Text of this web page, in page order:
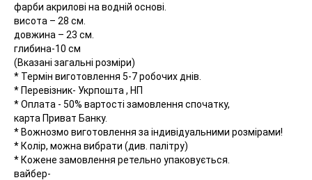
фарби акрилові на водній основі.
висота – 28 см.
довжина – 23 см.
глибина-10 см
(Вказані загальні розміри)
* Термін виготовлення 5-7 робочих днів.
* Перевізник- Укрпошта , НП
* Оплата - 50% вартості замовлення спочатку,
карта Приват Банку.
* Вожнозмо виготовлення за індивідуальними розмірами!
* Колір, можна вибрати (див. палітру)
* Кожене замовлення ретельно упаковується.
вайбер-